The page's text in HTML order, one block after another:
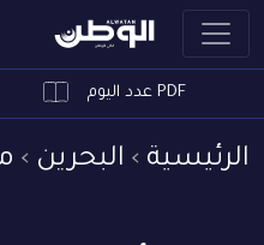
PDF عدد اليوم
الرئيسية البحرين